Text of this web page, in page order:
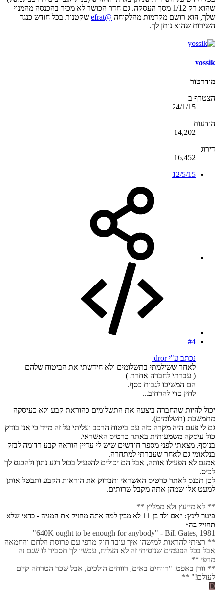
שהוא רק 1/12 מסך העסקה. גם חדר הכושר לא מכיר בהכנסה מהמנוי
שלך, הוא רושם מקדמות מהלקוחה @efrat
שקטנות בכל חודש כנגד
השירות שהוא נותן לך.
yossik
מודרטור
הצטרף ב
24/1/15
הודעות
14,202
דירוג
16,452
12/5/15
#4
נכתב ע"י dror:
לאחר ששילמתי בתשלומים ולא חידשתי את הביטוח שלהם
( עברתי לחברה אחרת )
הם המשיכו לגבות כסף.
לחץ כדי להרחיב...
יכול להיות שהחברה ביצעה את התשלומים כהוראת קבע ולא כעיסקה
מתמשכת (תשלומים).
גם לי פעם היה מקרה כזה עם ביטוח הרכב ועליתי על זה מייד כי אני בודק
כול עיסקה משמעותית באתר כרטיס האשראי.
בנוסף, מצאתי לפני מספר חודשים שיש לי עדיין הוראה קבע רדומה לבזק
בנלאומי גם לאחר שעברתי למתחרה.
אמנם לא הפעילו אותה, אבל הם יכולים להפעיל בכול רגע נתון ולהכנס לך
לכיס.
לכן תכנס לאתר כרטיס האשראי ותבדוק את הוראות הקבע ותבטל אותן
למעט אלו שמהן אתה מקבל שרותים.
** לא מייעץ ולא ממליץ **
פיטר לינץ׳: ״אם ילד בן 11 לא מבין למה אתה מחזיק את המניה - כדאי שלא
תחזיק בה״
640K ought to be enough for anybody" - Bill Gates, 1981"
** רציתי להראות למישהו איך עובד חוק מרפי עם פרוסת הלחם והחמאה
אבל בכל הפעמים שניסיתי זה לא הצליח, עכשיו לך תסביר לו שגם זה
מרפי **
** וורן באפט: "רווחים באים, רווחים הולכים, אבל שכר הטרחה קיים
לעולם!" **
D